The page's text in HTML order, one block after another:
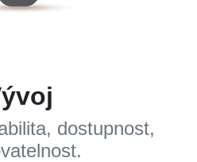
dostupnost,